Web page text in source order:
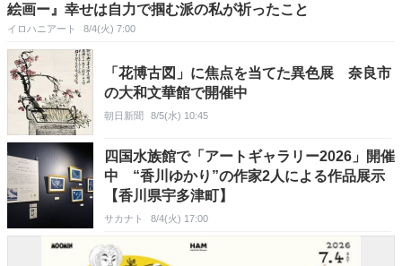
絵画ー』幸せは自力で掴む派の私が祈ったこと
イロハニアート 8/4(火) 7:00
「花博古図」に焦点を当てた異色展 奈良市
の大和文華館で開催中
朝日新聞 8/5(水) 10:45
四国水族館で「アートギャラリー2026」開催
中 “香川ゆかり”の作家2人による作品展示
【香川県宇多津町】
サカナト 8/4(火) 17:00